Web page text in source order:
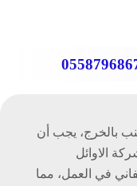
بالخرج، يجب أن
الاوائل
في العمل، مما